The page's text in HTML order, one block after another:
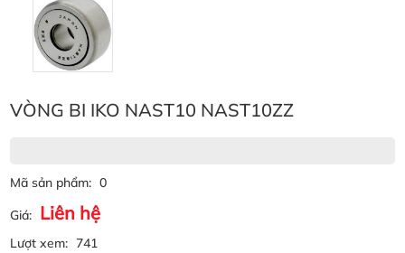
VÒNG BI IKO NAST10 NAST10ZZ
Mã sản phẩm: 0
Giá: Liên hệ
Lượt xem: 741